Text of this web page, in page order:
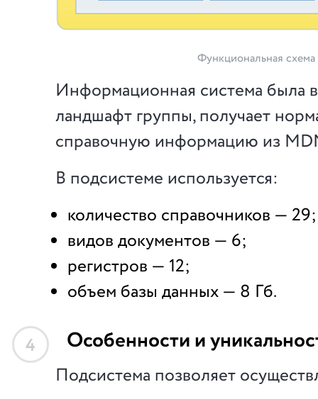
Функциональная
Информационная система была
ландшафт группы, получает
справочную информацию из
В подсистеме используется:
количество справочников — 29;
видов документов — 6;
регистров — 12;
объем базы данных — 8 Гб.
4 Особенности и
Подсистема позволяет